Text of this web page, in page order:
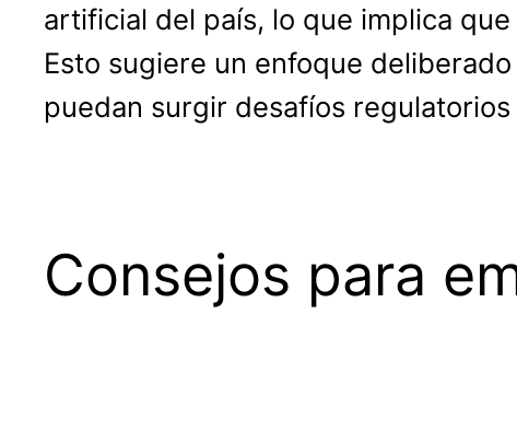
artificial del país, lo que implica
Esto sugiere un enfoque
puedan surgir desafíos
Consejos para